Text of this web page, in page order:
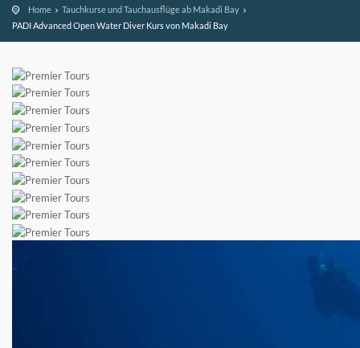
Home
Tauchkurse und Tauchausflüge ab Makadi Bay
PADI Advanced Open Water Diver Kurs von Makadi Bay